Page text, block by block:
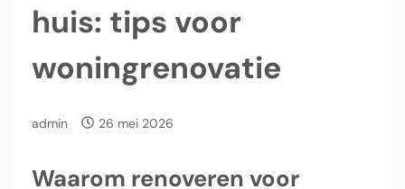
huis: tips voor
woningrenovatie
admin 26 mei 2026
Waarom renoveren voor